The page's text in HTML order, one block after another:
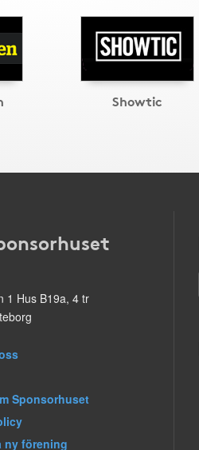
Showtic
1 Hus B19a, 4 tr
Sponsorhuset
ny förening